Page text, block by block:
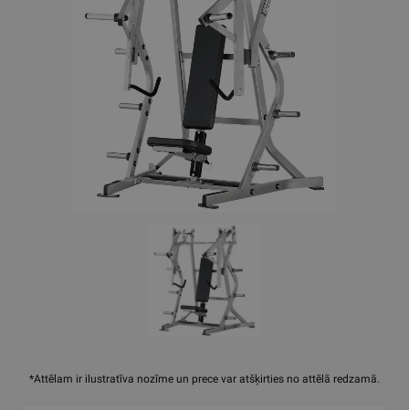
*Attēlam ir ilustratīva nozīme un prece var atšķirties no attēlā redzamā.